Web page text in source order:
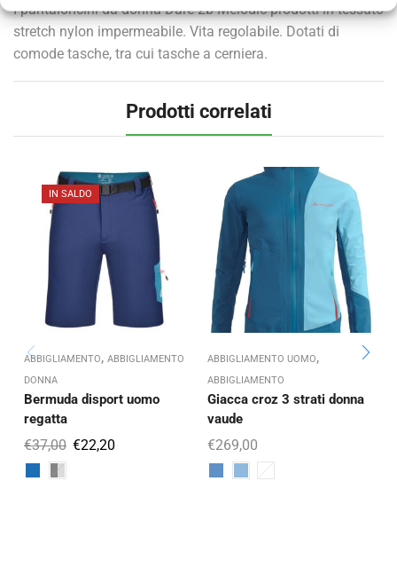
I pantaloncini da donna Dare 2b Melodic prodotti in tessuto
stretch nylon impermeabile. Vita regolabile. Dotati di
comode tasche, tra cui tasche a cerniera.
Prodotti correlati
IN SALDO
ABBIGLIAMENTO, ABBIGLIAMENTO
DONNA
Bermuda disport uomo
regatta
€37,00 €22,20
ABBIGLIAMENTO UOMO,
ABBIGLIAMENTO
Giacca croz 3 strati donna
vaude
€269,00